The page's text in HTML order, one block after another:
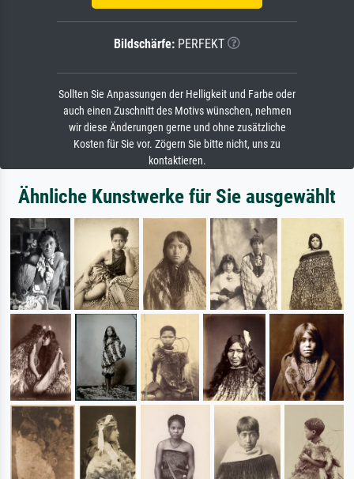
Bildschärfe: PERFEKT
Sollten Sie Anpassungen der Helligkeit und Farbe oder
auch einen Zuschnitt des Motivs wünschen, nehmen
wir diese Änderungen gerne und ohne zusätzliche
Kosten für Sie vor. Zögern Sie bitte nicht, uns zu
kontaktieren.
Ähnliche Kunstwerke für Sie ausgewählt